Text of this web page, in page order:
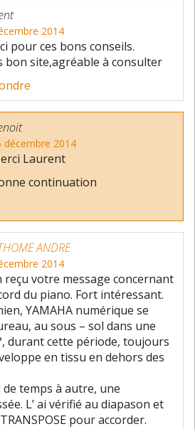
2014
pour ces bons conseils.
bon site,agréable à consulter
décembre 2014
Laurent
continuation
ANDRE
2014
reçu votre message concernant
du piano. Fort intéressant.
YAMAHA numérique se
au sous – sol dans une
durant cette période, toujours
en tissu en dehors des
de temps à autre, une
L’ ai vérifié au diapason et
pour accorder.